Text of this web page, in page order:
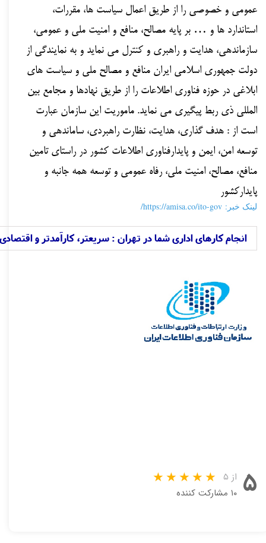
عمومی و خصوصی را از طریق اعمال سیاست ها، مقررات،
استاندارد ها و … بر پایه مصالح، منافع و امنیت ملی و عمومی،
سازماندهی، هدایت و راهبری و کنترل می نماید و به نمایندگی از
دولت جمهوری اسلامی ایران منافع و مصالح ملی و سیاست های
ابلاغی در حوزه فناوری اطلاعات را از طریق نهادها و مجامع بین
المللی ذی ربط پیگیری می نماید. ماموریت این سازمان عبارت
است از : هدف گذاری، هدایت، نظارت راهبردی، ساماندهی و
توسعه امن، ایمن و پایدارفناوری اطلاعات کشور در راستای تامین
منافع، مصالح، امنیت ملی، رفاه عمومی و توسعه همه جانبه و
پایدارکشور
لینک خبر: https://amisa.co/ito-gov/
انجام کارهای اداری شما در تهران : سریعتر، کارآمدتر و
۵ از ۵
۱۰ مشارکت کننده